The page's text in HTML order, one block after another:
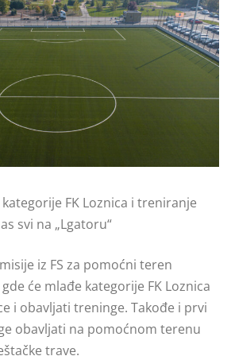
FK Loznica i treniranje
svi na „Lgatoru“
iz FS za pomoćni teren
će mlađe kategorije FK Loznica
i obavljati treninge. Takođe i prvi
obavljati na pomoćnom terenu
trave.